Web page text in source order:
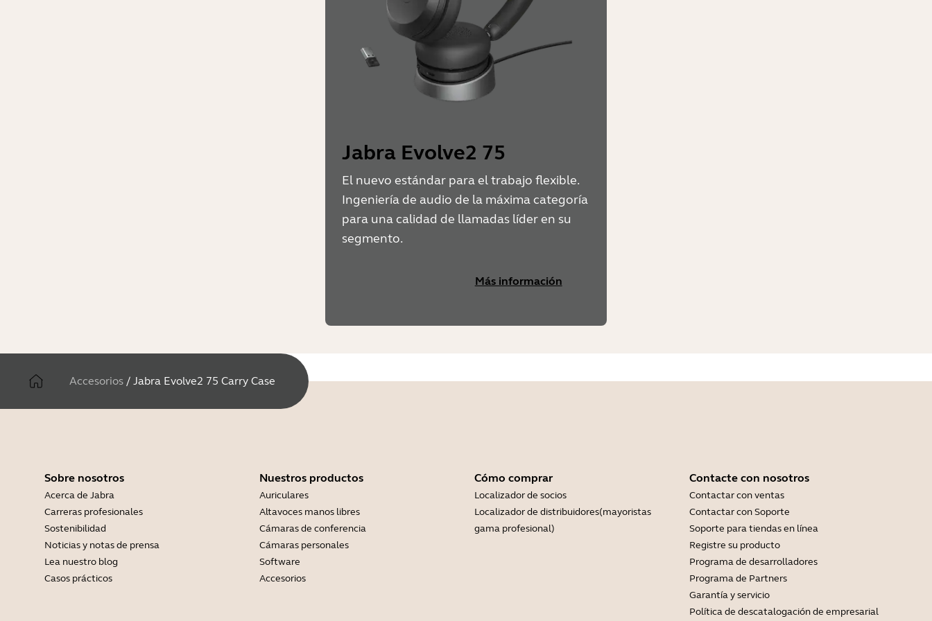
Jabra Evolve2 75
El nuevo estándar para el trabajo flexible.
Ingeniería de audio de la máxima categoría
para una calidad de llamadas líder en su
segmento.
Más información
Accesorios / Jabra Evolve2 75 Carry Case
Sobre nosotros
Acerca de Jabra
Carreras profesionales
Sostenibilidad
Noticias y notas de prensa
Lea nuestro blog
Casos prácticos
Nuestros productos
Auriculares
Altavoces manos libres
Cámaras de conferencia
Cámaras personales
Software
Accesorios
Cómo comprar
Localizador de socios
Localizador de distribuidores(mayoristas
gama profesional)
Contacte con nosotros
Contactar con ventas
Contactar con Soporte
Soporte para tiendas en línea
Registre su producto
Programa de desarrolladores
Programa de Partners
Garantía y servicio
Política de descatalogación de empresarial